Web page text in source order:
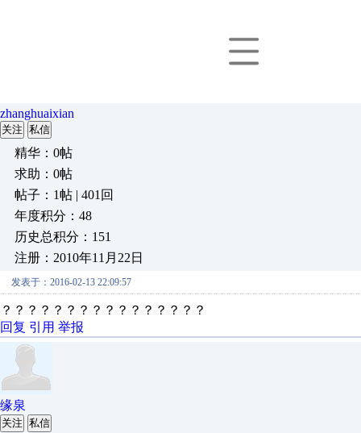
zhanghuaixian
关注 私信
精华：0帖
求助：0帖
帖子：1帖 | 401回
年度积分：48
历史总积分：151
注册：2010年11月22日
发表于：2016-02-13 22:09:57
？？？？？？？？？？？？？？？？
回复 引用 举报
缘泉
关注 私信